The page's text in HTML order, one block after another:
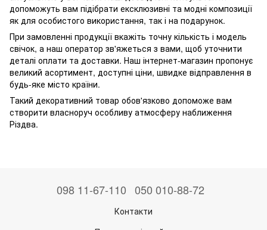
допоможуть вам підібрати ексклюзивні та модні композиції
як для особистого використання, так і на подарунок.
При замовленні продукції вкажіть точну кількість і модель
свічок, а наш оператор зв'яжеться з вами, щоб уточнити
деталі оплати та доставки. Наш інтернет-магазин пропонує
великий асортимент, доступні ціни, швидке відправлення в
будь-яке місто країни.
Такий декоративний товар обов'язково допоможе вам
створити власноруч особливу атмосферу наближення
Різдва.
098 11-67-110 050 010-88-72
Контакти